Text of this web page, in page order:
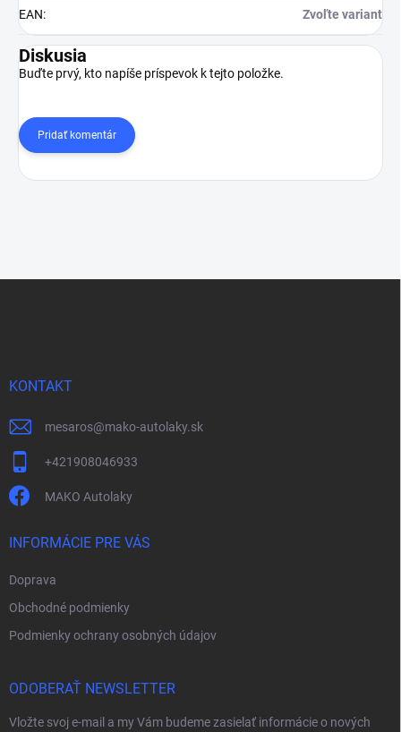
EAN: Zvoľte variant
Diskusia
Buďte prvý, kto napíše príspevok k tejto položke.
Pridať komentár
KONTAKT
mesaros@mako-autolaky.sk
+421908046933
MAKO Autolaky
INFORMÁCIE PRE VÁS
Doprava
Obchodné podmienky
Podmienky ochrany osobných údajov
ODOBERAŤ NEWSLETTER
Vložte svoj e-mail a my Vám budeme zasielať informácie o nových